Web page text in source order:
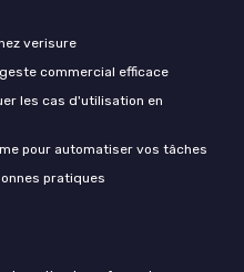
verisure
commercial efficace
les cas d'utilisation en
pour automatiser vos tâches
pratiques